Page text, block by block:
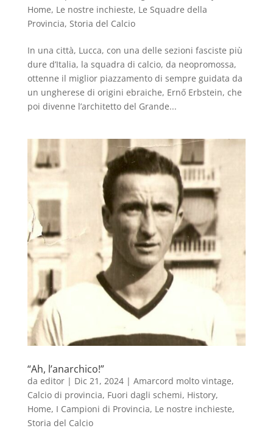
Home, Le nostre inchieste, Le Squadre della
Provincia, Storia del Calcio
In una città, Lucca, con una delle sezioni fasciste più
dure d’Italia, la squadra di calcio, da neopromossa,
ottenne il miglior piazzamento di sempre guidata da
un ungherese di origini ebraiche, Ernő Erbstein, che
poi divenne l’architetto del Grande...
“Ah, l’anarchico!”
da editor| Dic 21, 2024| Amarcord molto vintage,
Calcio di provincia, Fuori dagli schemi, History,
Home, I Campioni di Provincia, Le nostre inchieste,
Storia del Calcio